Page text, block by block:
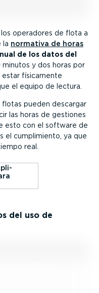
operadores de flota a
la normativa de horas
de los datos del
y dos horas por
estar físicamente
el equipo de lectura.
pueden descargar
las horas de gestiones
esto con el software de
el cumpli­miento, ya que
real.
del uso de